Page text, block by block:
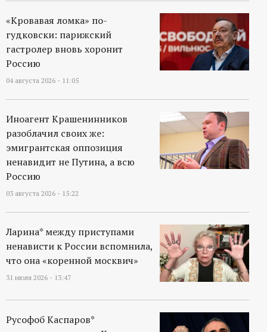
п
о
р
т
а
л
«Кровавая ломка» по-
гудковски: парижский
гастролер вновь хоронит
Россию
04 августа 2026 - 11:05
Иноагент Крашенинников
разоблачил своих же:
эмигрантская оппозиция
ненавидит не Путина, а всю
Россию
03 августа 2026 - 15:22
Ларина* между приступами
ненависти к России вспомнила,
что она «коренной москвич»
31 июля 2026 - 13:47
Русофоб Каспаров*